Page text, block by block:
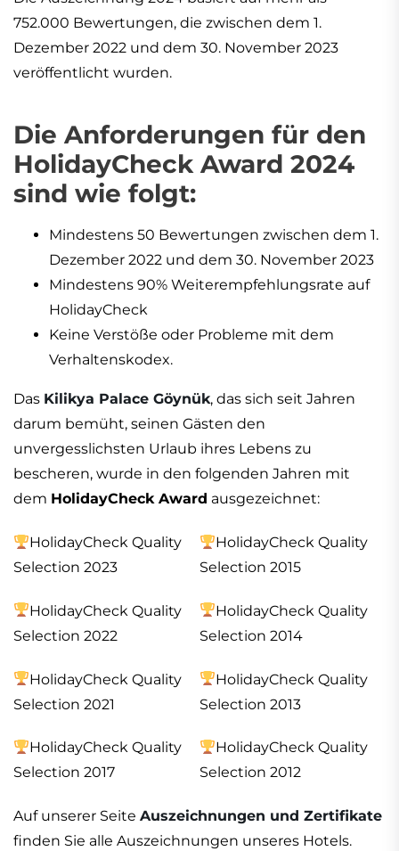
752.000 Bewertungen, die zwischen dem 1.
Dezember 2022 und dem 30. November 2023
veröffentlicht wurden.
Die Anforderungen für den
HolidayCheck Award 2024
sind wie folgt:
Mindestens 50 Bewertungen zwischen dem 1.
Dezember 2022 und dem 30. November 2023
Mindestens 90% Weiterempfehlungsrate auf
HolidayCheck
Keine Verstöße oder Probleme mit dem
Verhaltenskodex.
Das Kilikya Palace Göynük, das sich seit Jahren
darum bemüht, seinen Gästen den
unvergesslichsten Urlaub ihres Lebens zu
bescheren, wurde in den folgenden Jahren mit
dem HolidayCheck Award ausgezeichnet:
HolidayCheck Quality
Selection 2023
HolidayCheck Quality
Selection 2015
HolidayCheck Quality
Selection 2022
HolidayCheck Quality
Selection 2014
HolidayCheck Quality
Selection 2021
HolidayCheck Quality
Selection 2013
HolidayCheck Quality
Selection 2017
HolidayCheck Quality
Selection 2012
Auf unserer Seite Auszeichnungen und Zertifikate
finden Sie alle Auszeichnungen unseres Hotels.